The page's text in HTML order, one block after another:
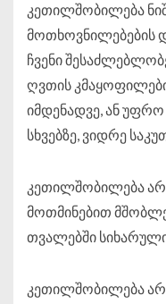
კეთილშობილება
მოთხოვნილებების
ჩვენი
ღვთის
იმდენადვე, ან
სხვებზე, ვიდრე
კეთილშობილება
მოთმინებით
თვალებში
კეთილშობილება